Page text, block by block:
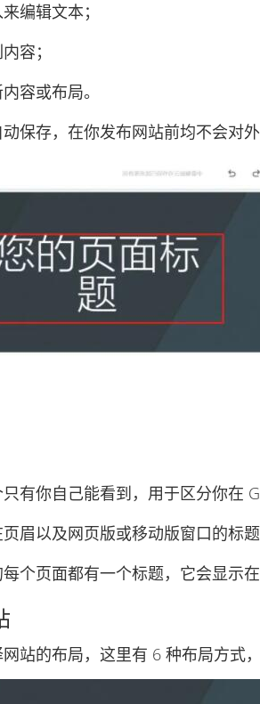
辑文本；
容；
容或布局。
存，在你发布网站前均不会对外
你自己能看到，用于区分你在
以及网页版或移动版窗口的标题
页面都有一个标题，它会显示在
的布局，这里有 6 种布局方式，